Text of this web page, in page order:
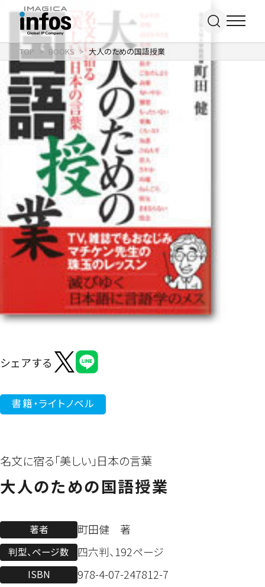
IP / MEDIA
事業紹介 TOP
出版事業
ライトアニメ事業
メディア事業
イベント事業／
配信事業
アパレル事業
COMPANY
会社情報 TOP
企業理念
会社概要
アクセス
沿革
RECRUIT
採用情報 TOP
新卒採用
中途・
アルバイト採用
よくあるご質問
ONLINE SHOP
TOP BOOKS 大人のための国語授業
シェアする
書籍・ライトノベル
名文に宿る「美しい」日本の言葉
大人のための国語授業
著者 町田健 著
判型、ページ数 四六判、192ページ
ISBN 978-4-07-247812-7